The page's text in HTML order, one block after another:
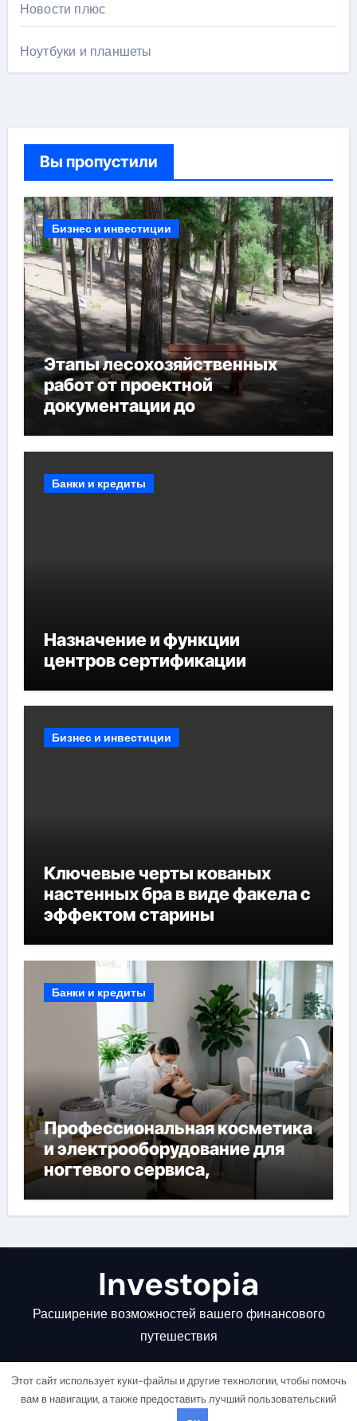
Новости плюс
Ноутбуки и планшеты
Вы пропустили
Бизнес и инвестиции
Этапы лесохозяйственных
работ от проектной
документации до
мероприятий и обустройства
Банки и кредиты
Назначение и функции
центров сертификации
Бизнес и инвестиции
Ключевые черты кованых
настенных бра в виде факела с
эффектом старины
Банки и кредиты
Профессиональная косметика
и электрооборудование для
ногтевого сервиса,
наращивания ресниц и
депиляции
Investopia
Расширение возможностей вашего финансового
путешествия
Этот сайт использует куки-файлы и другие технологии, чтобы помочь
вам в навигации, а также предоставить лучший пользовательский